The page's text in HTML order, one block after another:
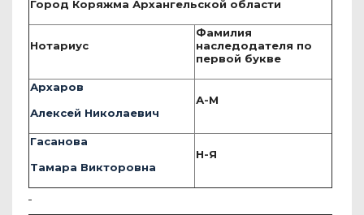
Город Коряжма Архангельской области
Нотариус
Фамилия
наследодателя по
первой букве
Архаров
Алексей Николаевич
А-М
Гасанова
Тамара Викторовна
Н-Я